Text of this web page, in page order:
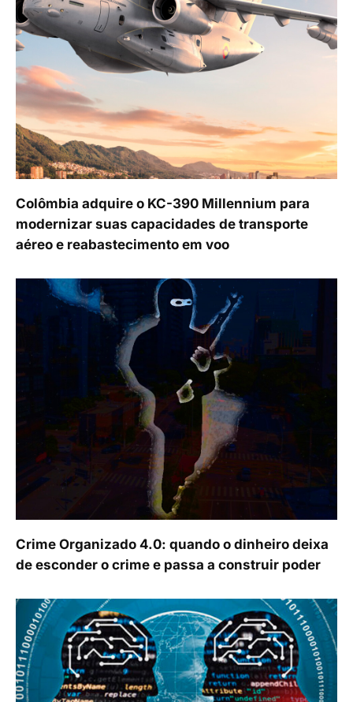
Colômbia adquire o KC-390 Millennium para
modernizar suas capacidades de transporte
aéreo e reabastecimento em voo
Crime Organizado 4.0: quando o dinheiro deixa
de esconder o crime e passa a construir poder